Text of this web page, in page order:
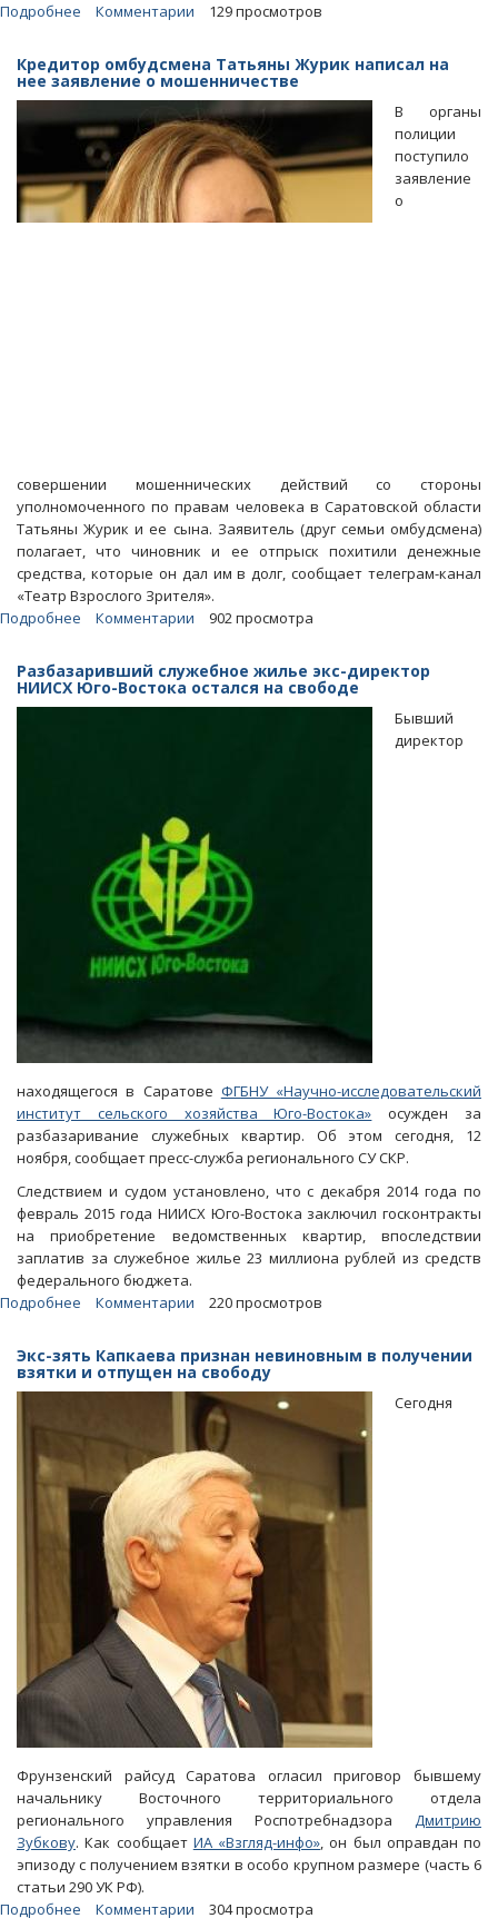
Подробнее
на
деньги
миллиардера
из
США
фирму
подозревают
Комментарии 129 просмотров
Кредитор омбудсмена Татьяны Журик написал на
нее заявление о мошенничестве
В органы
полиции
поступило
заявление
о
совершении мошеннических действий со стороны
уполномоченного по правам человека в Саратовской области
Татьяны Журик и ее сына. Заявитель (друг семьи омбудсмена)
полагает, что чиновник и ее отпрыск похитили денежные
средства, которые он дал им в долг, сообщает телеграм-канал
«Театр Взрослого Зрителя».
Подробнее
омбудсмена
Татьяны
Журик
мошенничестве
Комментарии 902 просмотра
Разбазаривший служебное жилье экс-директор
НИИСХ Юго-Востока остался на свободе
Бывший
директор
находящегося в Саратове ФГБНУ «Научно-исследовательский
институт сельского хозяйства Юго-Востока» осужден за
разбазаривание служебных квартир. Об этом сегодня, 12
ноября, сообщает пресс-служба регионального СУ СКР.
Следствием и судом установлено, что с декабря 2014 года по
февраль 2015 года НИИСХ Юго-Востока заключил госконтракты
на приобретение ведомственных квартир, впоследствии
заплатив за служебное жилье 23 миллиона рублей из средств
федерального бюджета.
Подробнее
служебное
жилье
экс-
Востока
остался
свободе
Комментарии 220 просмотров
Экс-зять Капкаева признан невиновным в получении
взятки и отпущен на свободу
Сегодня
Фрунзенский райсуд Саратова огласил приговор бывшему
начальнику Восточного территориального отдела
регионального управления Роспотребнадзора Дмитрию
Зубкову. Как сообщает ИА «Взгляд-инфо», он был оправдан по
эпизоду с получением взятки в особо крупном размере (часть 6
статьи 290 УК РФ).
Подробнее
Комментарии 304 просмотра